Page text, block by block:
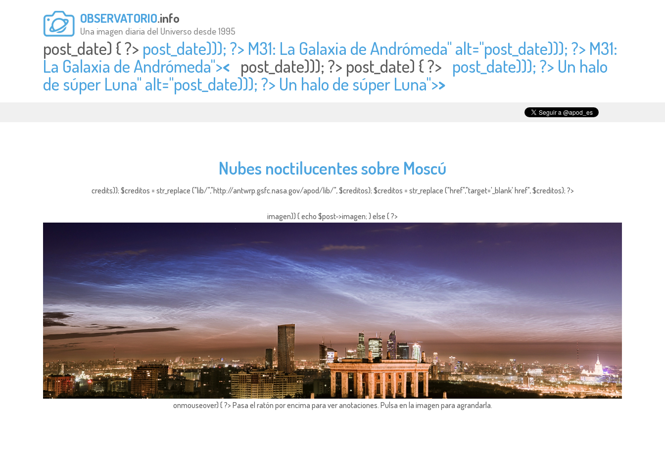
OBSERVATORIO.info
Una imagen diaria del Universo desde 1995
post_date) { ?> post_date))); ?> M31: La Galaxia de Andrómeda" alt="post_date))); ?> M31:
La Galaxia de Andrómeda">< post_date))); ?> post_date) { ?> post_date))); ?> Un halo
de súper Luna" alt="post_date))); ?> Un halo de súper Luna">>
Nubes noctilucentes sobre Moscú
credits)); $creditos = str_replace ("lib/","http://antwrp.gsfc.nasa.gov/apod/lib/", $creditos); $creditos = str_replace ("href","target='_blank' href", $creditos); ?>
imagen)) { echo $post->imagen; } else { ?>
onmouseover) { ?> Pasa el ratón por encima para ver anotaciones. Pulsa en la imagen para agrandarla.